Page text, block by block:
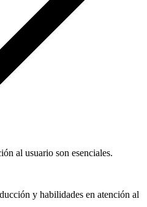
al usuario son esenciales.
y habilidades en atención al